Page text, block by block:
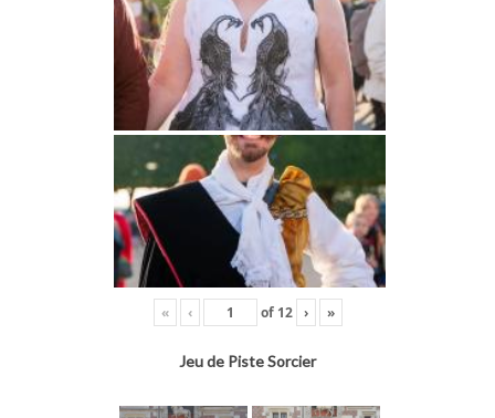
« ‹ of 12 › »
Jeu de Piste Sorcier